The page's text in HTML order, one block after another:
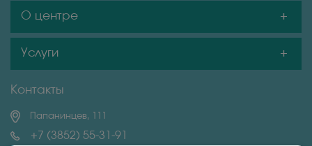
О центре
Услуги
Контакты
Папанинцев, 111
+7 (3852) 55-31-91